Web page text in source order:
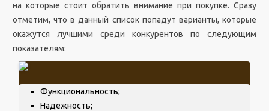
на которые стоит обратить внимание при покупке. Сразу
отметим, что в данный список попадут варианты, которые
окажутся лучшими среди конкурентов по следующим
показателям:
Функциональность;
Надежность;